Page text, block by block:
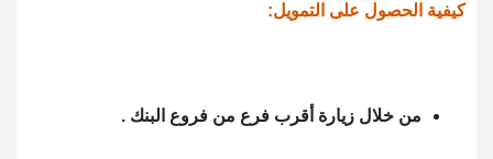
كيفية الحصول على التمويل:
من خلال زيارة أقرب فرع من فروع البنك .